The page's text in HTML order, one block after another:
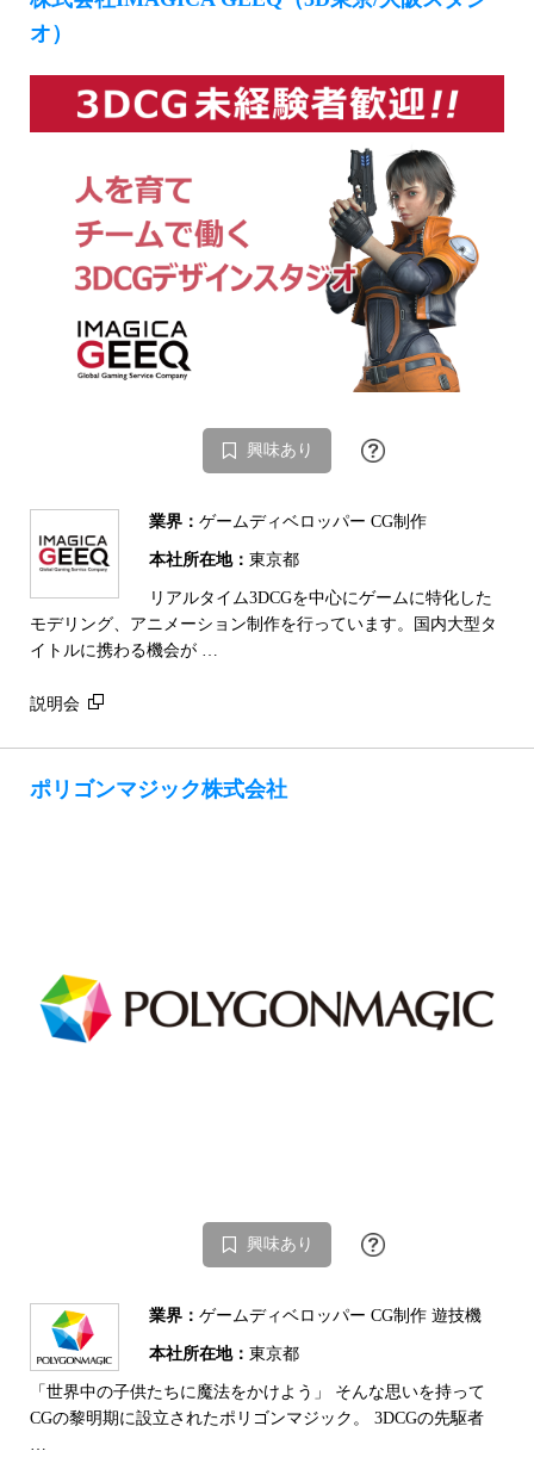
オ）
興味あり
業界： ゲームディベロッパー CG制作
本社所在地： 東京都
リアルタイム3DCGを中心にゲームに特化した
モデリング、アニメーション制作を行っています。国内大型タ
イトルに携わる機会が …
説明会
ポリゴンマジック株式会社
興味あり
業界： ゲームディベロッパー CG制作 遊技機
本社所在地： 東京都
「世界中の子供たちに魔法をかけよう」 そんな思いを持って
CGの黎明期に設立されたポリゴンマジック。 3DCGの先駆者
…